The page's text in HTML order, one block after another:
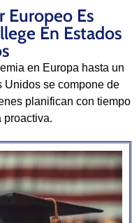
Europeo Es
En Estados
en Europa hasta un
Unidos se compone de
planifican con tiempo
proactiva.​